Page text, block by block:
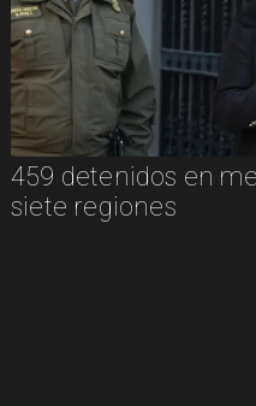
459 detenidos en
siete regiones